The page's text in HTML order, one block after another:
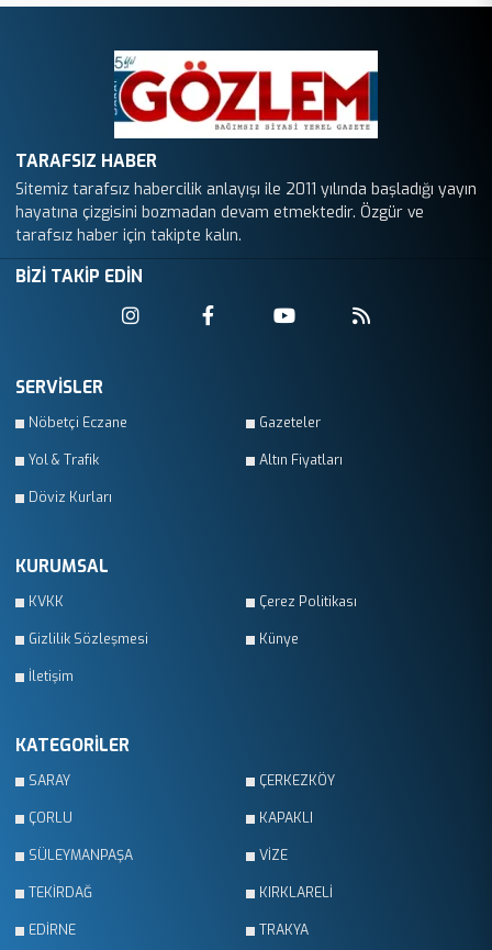
TARAFSIZ HABER
Sitemiz tarafsız habercilik anlayışı ile 2011 yılında başladığı yayın
hayatına çizgisini bozmadan devam etmektedir. Özgür ve
tarafsız haber için takipte kalın.
BİZİ TAKİP EDİN
SERVİSLER
Nöbetçi Eczane Gazeteler
Yol & Trafik Altın Fiyatları
Döviz Kurları
KURUMSAL
KVKK Çerez Politikası
Gizlilik Sözleşmesi Künye
İletişim
KATEGORİLER
SARAY ÇERKEZKÖY
ÇORLU KAPAKLI
SÜLEYMANPAŞA VİZE
TEKİRDAĞ KIRKLARELİ
EDİRNE TRAKYA